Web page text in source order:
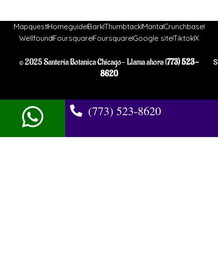
MapquestHomeguideBarkThumbtackMantaCrunchbase
WellfoundFoursquareFoursquareGoogle siteTiktokX
© 2025 Santeria Botanica Chicago- Llama ahora (773) 523-
8620
(773) 523-8620